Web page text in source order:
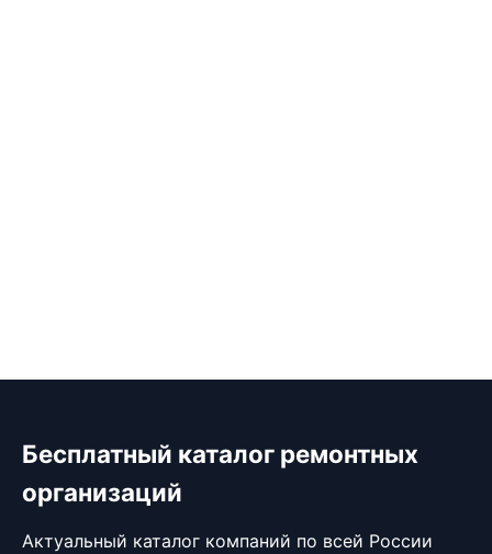
Бесплатный каталог ремонтных
организаций
Актуальный каталог компаний по всей России